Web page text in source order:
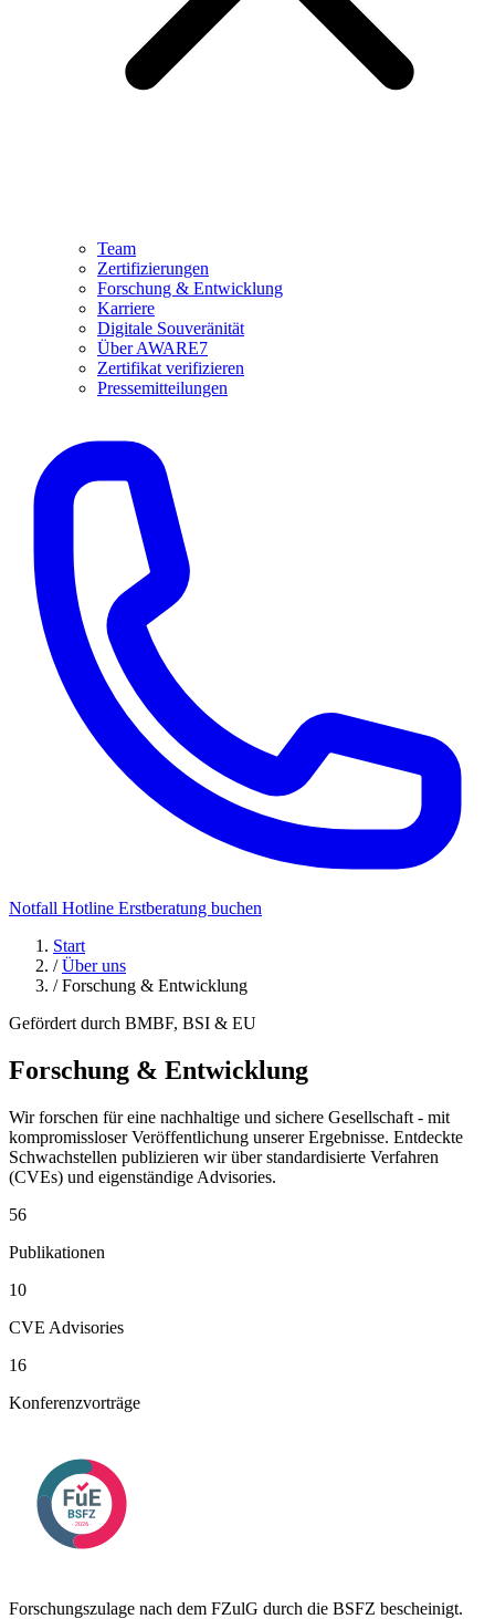
Team
Zertifizierungen
Forschung & Entwicklung
Karriere
Digitale Souveränität
Über AWARE7
Zertifikat verifizieren
Pressemitteilungen
Notfall Hotline Erstberatung buchen
Start
/ Über uns
/ Forschung & Entwicklung
Gefördert durch BMBF, BSI & EU
Forschung & Entwicklung
Wir forschen für eine nachhaltige und sichere Gesellschaft - mit
kompromissloser Veröffentlichung unserer Ergebnisse. Entdeckte
Schwachstellen publizieren wir über standardisierte Verfahren
(CVEs) und eigenständige Advisories.
56
Publikationen
10
CVE Advisories
16
Konferenzvorträge
Forschungszulage nach dem FZulG durch die BSFZ bescheinigt.